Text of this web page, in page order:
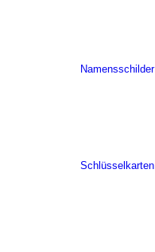
Namensschilder
Schlüsselkarten